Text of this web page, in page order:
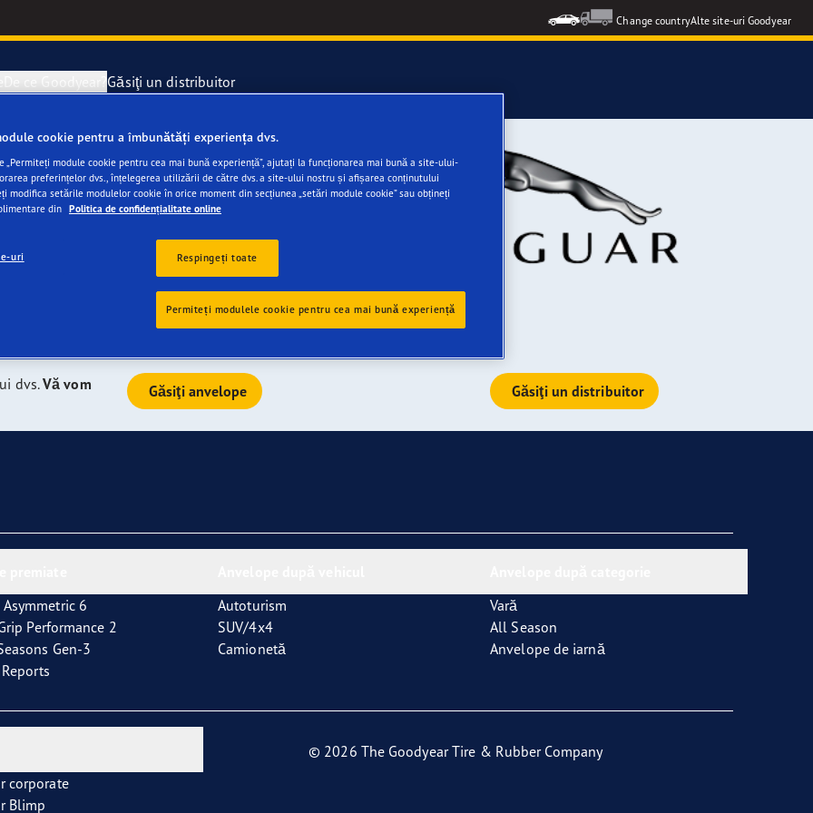
Change countryAlte site-uri Goodyear
și schimbarea anvelopelor
de rezervă
De ce Goodyear?
de autoturisme (OE)
mobilității electrice
F1 SuperSport
F1 Asymmetric 6
Găsiţi un distribuitor
sunt excelente
dvs Jaguar
teste independente, compania noastră fiind lider în
care au primit calificativul "A" dintre clasele de
pot fi montate pe majoritatea modelelor Jaguar - în
pe vehiculele acestora.
dvs.Vă vom
Găsiţi anvelope Găsiţi un distribuitor
Asymmetric 6
Performance 2
Gen-3
Autoturism
SUV/4x4
Camionetă
Vară
All Season
Anvelope de iarnă
corporate
Blimp
© 2026 The Goodyear Tire & Rubber Company
cookie pentru a îmbunătăți experiența dvs.
„Permiteți module cookie pentru cea mai bună experiență”, ajutați la funcționarea mai bună a site-ului-
preferințelor dvs., înțelegerea utilizării de către dvs. a site-ului nostru și afișarea conținutului
modifica setările modulelor cookie în orice moment din secțiunea „setări module cookie” sau obțineți
din Politica de confidențialitate online
uri Respingeți toate
Permiteți modulele cookie pentru cea mai bună experiență